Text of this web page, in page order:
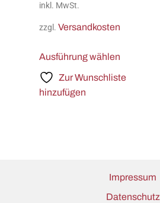
inkl. MwSt.
zzgl. Versandkosten
Ausführung wählen
Zur Wunschliste
hinzufügen
Impressum
Datenschutz